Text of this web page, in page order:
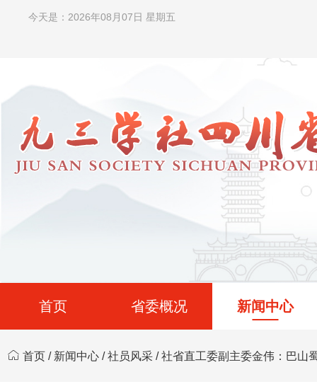
今天是：2026年08月07日 星期五
首页 省委概况 新闻中心
首页 / 新闻中心 /社员风采 / 社省直工委副主委金伟：巴山